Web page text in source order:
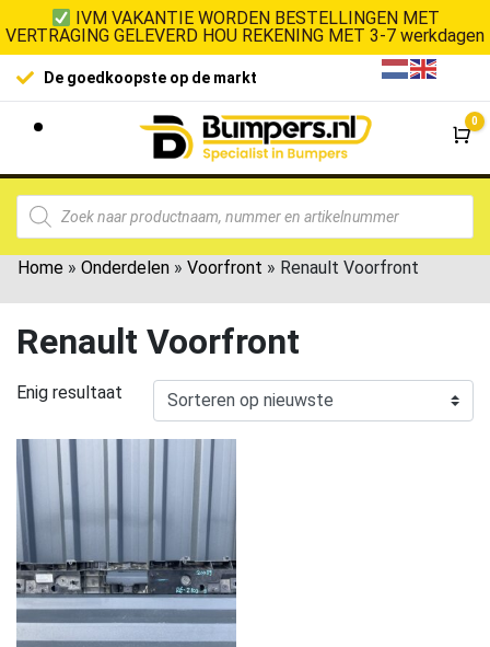
IVM VAKANTIE WORDEN BESTELLINGEN MET
VERTRAGING GELEVERD HOU REKENING MET 3-7 werkdagen
De goedkoopste op de markt
0
Home » Onderdelen » Voorfront » Renault Voorfront
Renault Voorfront
Enig resultaat